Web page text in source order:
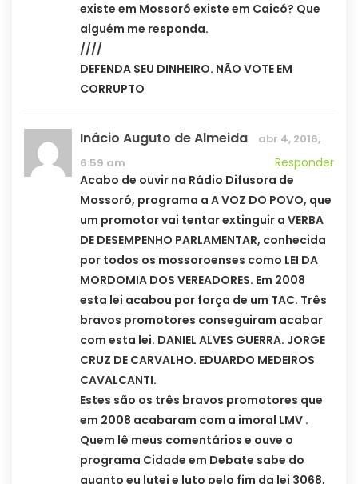
existe em Mossoró existe em Caicó? Que
alguém me responda.
////
DEFENDA SEU DINHEIRO. NÃO VOTE EM
CORRUPTO
Inácio Auguto de Almeida
abr 4, 2016,
6:59 am
Responder
Acabo de ouvir na Rádio Difusora de
Mossoró, programa a A VOZ DO POVO, que
um promotor vai tentar extinguir a VERBA
DE DESEMPENHO PARLAMENTAR, conhecida
por todos os mossoroenses como LEI DA
MORDOMIA DOS VEREADORES. Em 2008
esta lei acabou por força de um TAC. Três
bravos promotores conseguiram acabar
com esta lei. DANIEL ALVES GUERRA. JORGE
CRUZ DE CARVALHO. EDUARDO MEDEIROS
CAVALCANTI.
Estes são os três bravos promotores que
em 2008 acabaram com a imoral LMV .
Quem lê meus comentários e ouve o
programa Cidade em Debate sabe do
quanto eu lutei e luto pelo fim da lei 3068,